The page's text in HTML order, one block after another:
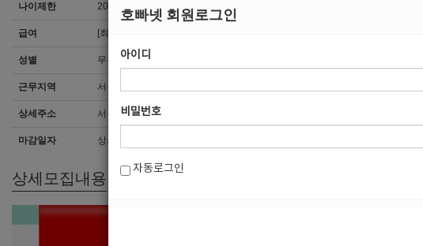
나이제한 20세 ~ 35세
급여 [최소]5,000,000
성별 무관
근무지역 서울 > 강남구
상세주소 서울 강남구 역삼동824-8
마감일자 상시채용
상세모집내용
호빠넷 회원로그인
아이디
비밀번호
자동로그인